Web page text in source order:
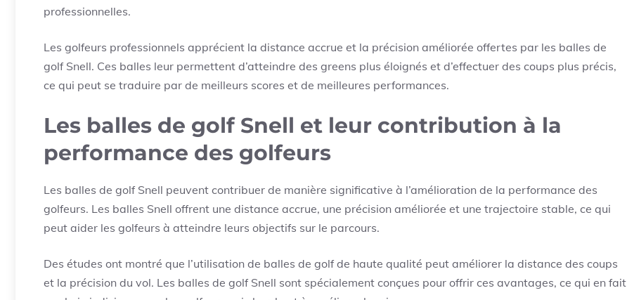
professionnelles.
Les golfeurs professionnels apprécient la distance accrue et la précision améliorée offertes par les balles de
golf Snell. Ces balles leur permettent d’atteindre des greens plus éloignés et d’effectuer des coups plus précis,
ce qui peut se traduire par de meilleurs scores et de meilleures performances.
Les balles de golf Snell et leur contribution à la
performance des golfeurs
Les balles de golf Snell peuvent contribuer de manière significative à l’amélioration de la performance des
golfeurs. Les balles Snell offrent une distance accrue, une précision améliorée et une trajectoire stable, ce qui
peut aider les golfeurs à atteindre leurs objectifs sur le parcours.
Des études ont montré que l’utilisation de balles de golf de haute qualité peut améliorer la distance des coups
et la précision du vol. Les balles de golf Snell sont spécialement conçues pour offrir ces avantages, ce qui en fait